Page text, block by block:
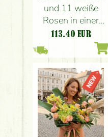
und 11 weiße
Rosen in einer
Zylinderkiste
113.40 EUR